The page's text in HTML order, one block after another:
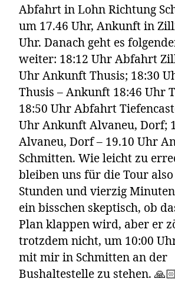
Abfahrt in Lohn Richtung
um 17.46 Uhr, Ankunft in
Uhr. Danach geht es
weiter: 18:12 Uhr Abfahrt
Uhr Ankunft Thusis; 18:30
Thusis – Ankunft 18:46 Uhr
18:50 Uhr Abfahrt
Uhr Ankunft Alvaneu, Dorf;
Alvaneu, Dorf – 19.10 Uhr
Schmitten. Wie leicht zu
bleiben uns für die Tour
Stunden und vierzig
ein bisschen skeptisch, ob
Plan klappen wird, aber er
trotzdem nicht, um 10:00
mit mir in Schmitten an der
Bushaltestelle zu stehen. 🙏🏻